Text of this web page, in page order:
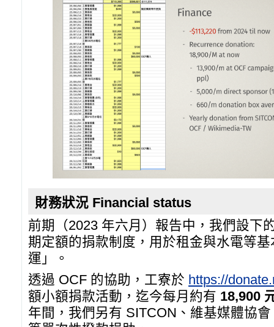
財務狀況 Financial status
前期（2023 年六月）報告中，我們設下
期定額的捐款制度，用於租金與水電等
運」。
透過 OCF 的協助，工寮於 https://
額小額捐款活動，迄今每月約有 18,900
年間，我們另有 SITCON、維基媒體協